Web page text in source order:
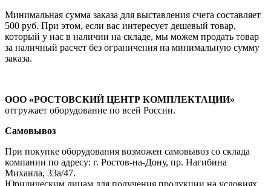
Минимальная сумма заказа для выставления счета составляет
500 руб. При этом, если вас интересует дешевый товар,
который у нас в наличии на складе, мы можем продать товар
за наличный расчет без ограничения на минимальную сумму
заказа.
ООО «РОСТОВСКИЙ ЦЕНТР КОМПЛЕКТАЦИИ»
отгружает оборудование по всей России.
Самовывоз
При покупке оборудования возможен самовывоз со склада
компании по адресу: г. Ростов-на-Дону, пр. Нагибина
Михаила, 33а/47.
Юридическим лицам для получения продукции на условиях